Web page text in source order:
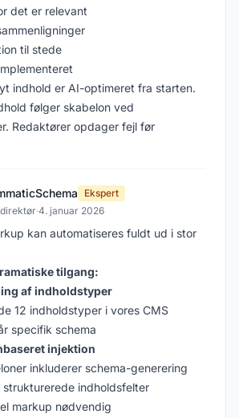
det er relevant
til stede
indhold er AI-optimeret fra starten.
følger skabelon ved
Redaktører opdager fejl før
Ekspert
·4. januar 2026
kan automatiseres fuldt ud i stor
tilgang:
af indholdstyper
12 indholdstyper i vores CMS
specifik schema
injektion
inkluderer schema-generering
indholdsfelter
markup nødvendig